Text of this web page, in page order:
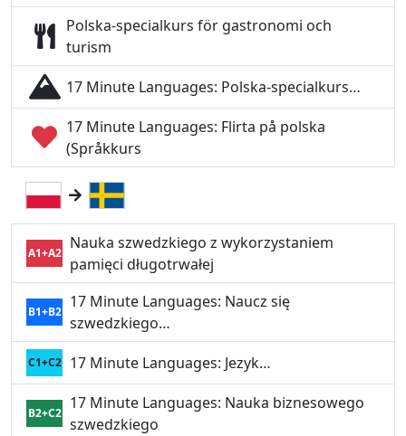
Polska-specialkurs för gastronomi och
turism
17 Minute Languages: Polska-specialkurs…
17 Minute Languages: Flirta på polska
(Språkkurs
A1+A2
Nauka szwedzkiego z wykorzystaniem
pamięci długotrwałej
B1+B2
17 Minute Languages: Naucz się
szwedzkiego…
C1+C2 17 Minute Languages: Jezyk…
B2+C2
17 Minute Languages: Nauka biznesowego
szwedzkiego